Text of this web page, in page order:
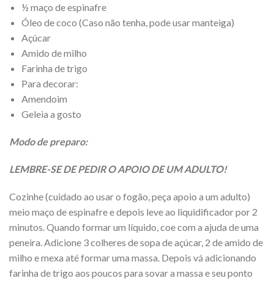
½ maço de espinafre
Óleo de coco (Caso não tenha, pode usar manteiga)
Açúcar
Amido de milho
Farinha de trigo
Para decorar:
Amendoim
Geleia a gosto
Modo de preparo:
LEMBRE-SE DE PEDIR O APOIO DE UM ADULTO!
Cozinhe (cuidado ao usar o fogão, peça apoio a um adulto)
meio maço de espinafre e depois leve ao liquidificador por 2
minutos. Quando formar um líquido, coe com a ajuda de uma
peneira. Adicione 3 colheres de sopa de açúcar, 2 de amido de
milho e mexa até formar uma massa. Depois vá adicionando
farinha de trigo aos poucos para sovar a massa e seu ponto